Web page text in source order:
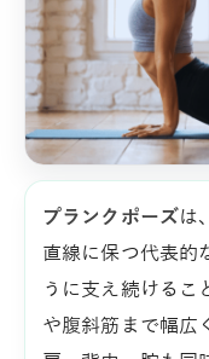
プランクポーズは
直線に保つ代表的
うに支え続けるこ
や腹斜筋まで幅広